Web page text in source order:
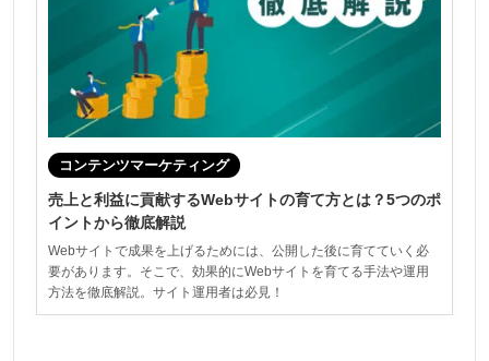
コンテンツマーケティング
売上と利益に貢献するWebサイトの育て方とは？5つのポ
イントから徹底解説
Webサイトで成果を上げるためには、公開した後に育てていく必
要があります。そこで、効果的にWebサイトを育てる手法や運用
方法を徹底解説。サイト運用者は必見！